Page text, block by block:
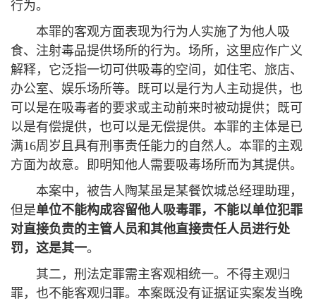
行为。
本罪的客观方面表现为行为人实施了为他人吸
食、注射毒品提供场所的行为。场所，这里应作广义
解释，它泛指一切可供吸毒的空间，如住宅、旅店、
办公室、娱乐场所等。既可以是行为人主动提供，也
可以是在吸毒者的要求或主动前来时被动提供；既可
以是有偿提供，也可以是无偿提供。本罪的主体是已
满16周岁且具有刑事责任能力的自然人。本罪的主观
方面为故意。即明知他人需要吸毒场所而为其提供。
本案中，被告人陶某虽是某餐饮城总经理助理，
但是单位不能构成容留他人吸毒罪，不能以单位犯罪
对直接负责的主管人员和其他直接责任人员进行处
罚 ，这是其一。
其二，刑法定罪需主客观相统一。不得主观归
罪，也不能客观归罪。本案既没有证据证实案发当晚